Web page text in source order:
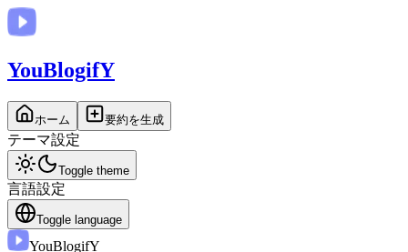
YouBlogifY
ホーム 要約を生成
テーマ設定
Toggle theme
言語設定
Toggle language
YouBlogifY